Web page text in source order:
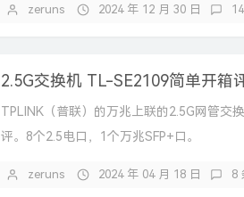
zeruns 2024 年 12 月 30 日
TPLINK（普联）的万兆上联的2.5G网管交
评。8个2.5电口，1个万兆SFP+口。
zeruns 2024 年 04 月 18 日 8